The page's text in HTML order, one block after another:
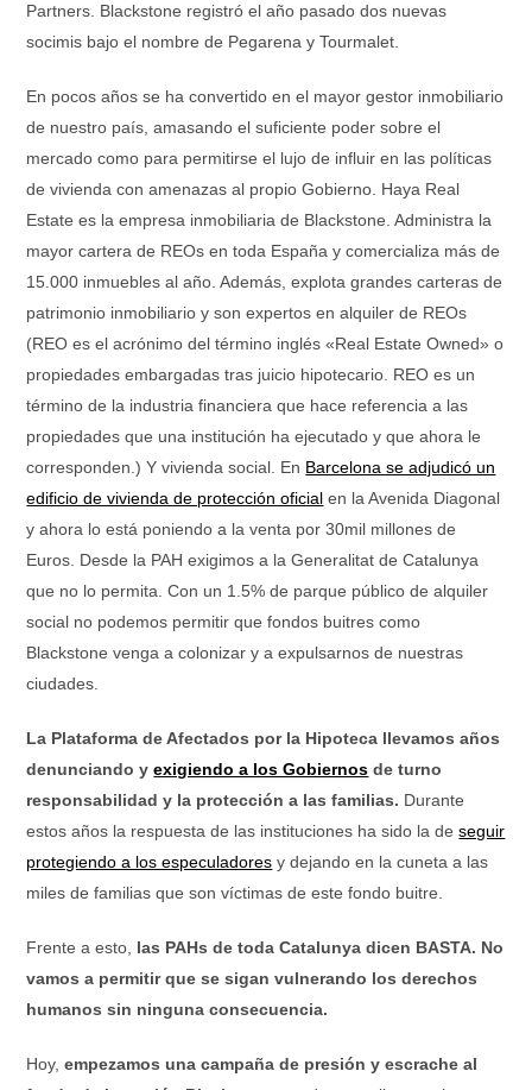
Partners. Blackstone registró el año pasado dos nuevas
socimis bajo el nombre de Pegarena y Tourmalet.
En pocos años se ha convertido en el mayor gestor inmobiliario
de nuestro país, amasando el suficiente poder sobre el
mercado como para permitirse el lujo de influir en las políticas
de vivienda con amenazas al propio Gobierno. Haya Real
Estate es la empresa inmobiliaria de Blackstone. Administra la
mayor cartera de REOs en toda España y comercializa más de
15.000 inmuebles al año. Además, explota grandes carteras de
patrimonio inmobiliario y son expertos en alquiler de REOs
(REO es el acrónimo del término inglés «Real Estate Owned» o
propiedades embargadas tras juicio hipotecario. REO es un
término de la industria financiera que hace referencia a las
propiedades que una institución ha ejecutado y que ahora le
corresponden.) Y vivienda social. En Barcelona se adjudicó un
edificio de vivienda de protección oficial en la Avenida Diagonal
y ahora lo está poniendo a la venta por 30mil millones de
Euros. Desde la PAH exigimos a la Generalitat de Catalunya
que no lo permita. Con un 1.5% de parque público de alquiler
social no podemos permitir que fondos buitres como
Blackstone venga a colonizar y a expulsarnos de nuestras
ciudades.
La Plataforma de Afectados por la Hipoteca llevamos años
denunciando yexigiendo a los Gobiernos de turno
responsabilidad y la protección a las familias. Durante
estos años la respuesta de las instituciones ha sido la deseguir
protegiendo a los especuladores y dejando en la cuneta a las
miles de familias que son víctimas de este fondo buitre.
Frente a esto, las PAHs de toda Catalunya dicen BASTA. No
vamos a permitir que se sigan vulnerando los derechos
humanos sin ninguna consecuencia.
Hoy, empezamos una campaña de presión y escrache al